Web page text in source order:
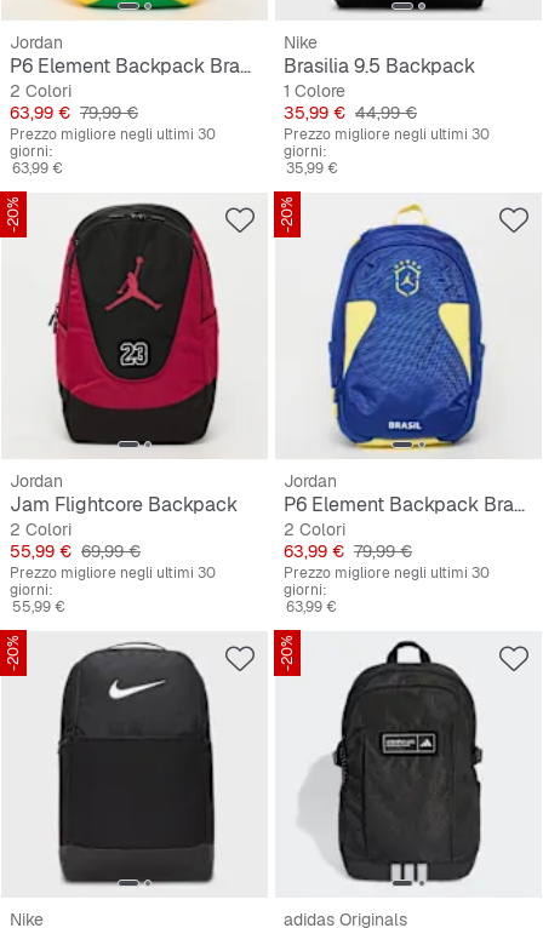
Jordan
P6 Element Backpack Brazil
2 Colori
Prezzo
63,99 € Prezzo originale
79,99 €
Prezzo migliore negli ultimi 30
giorni:
63,99 €
Nike
Brasilia 9.5 Backpack
1 Colore
Prezzo
35,99 € Prezzo originale
44,99 €
Prezzo migliore negli ultimi 30
giorni:
35,99 €
-20%
Jordan
Jam Flightcore Backpack
2 Colori
Prezzo
55,99 € Prezzo originale
69,99 €
Prezzo migliore negli ultimi 30
giorni:
55,99 €
-20%
Jordan
P6 Element Backpack Brazil
2 Colori
Prezzo
63,99 € Prezzo originale
79,99 €
Prezzo migliore negli ultimi 30
giorni:
63,99 €
-20%
Nike
-20%
adidas Originals